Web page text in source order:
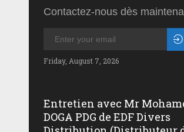
Contactez-nous dès
Friday, August 7, 2026
Entretien avec Mr
DOGA PDG de EDF Divers